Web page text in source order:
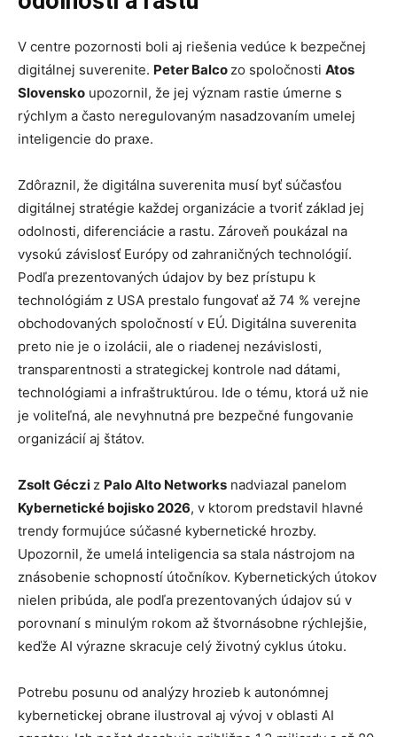
V centre pozornosti boli aj riešenia vedúce k bezpečnej
digitálnej suverenite. Peter Balco zo spoločnosti Atos
Slovensko upozornil, že jej význam rastie úmerne s
rýchlym a často neregulovaným nasadzovaním umelej
inteligencie do praxe.
Zdôraznil, že digitálna suverenita musí byť súčasťou
digitálnej stratégie každej organizácie a tvoriť základ jej
odolnosti, diferenciácie a rastu. Zároveň poukázal na
vysokú závislosť Európy od zahraničných technológií.
Podľa prezentovaných údajov by bez prístupu k
technológiám z USA prestalo fungovať až 74 % verejne
obchodovaných spoločností v EÚ. Digitálna suverenita
preto nie je o izolácii, ale o riadenej nezávislosti,
transparentnosti a strategickej kontrole nad dátami,
technológiami a infraštruktúrou. Ide o tému, ktorá už nie
je voliteľná, ale nevyhnutná pre bezpečné fungovanie
organizácií aj štátov.
Zsolt Géczi z Palo Alto Networks nadviazal panelom
Kybernetické bojisko 2026, v ktorom predstavil hlavné
trendy formujúce súčasné kybernetické hrozby.
Upozornil, že umelá inteligencia sa stala nástrojom na
znásobenie schopností útočníkov. Kybernetických útokov
nielen pribúda, ale podľa prezentovaných údajov sú v
porovnaní s minulým rokom až štvornásobne rýchlejšie,
keďže AI výrazne skracuje celý životný cyklus útoku.
Potrebu posunu od analýzy hrozieb k autonómnej
kybernetickej obrane ilustroval aj vývoj v oblasti AI